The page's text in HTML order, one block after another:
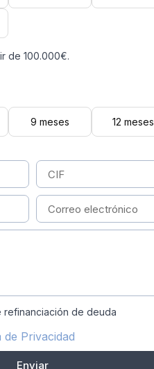
de 100.000€.
9 meses 12 meses
de deuda
de Privacidad
Enviar